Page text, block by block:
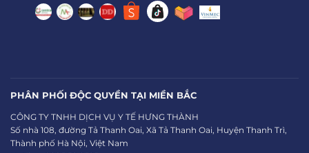
PHÂN PHỐI ĐỘC QUYỀN TẠI MIỀN BẮC
CÔNG TY TNHH DỊCH VỤ Y TẾ HƯNG THÀNH
Số nhà 108, đường Tả Thanh Oai, Xã Tả Thanh Oai, Huyện Thanh Trì,
Thành phố Hà Nội, Việt Nam